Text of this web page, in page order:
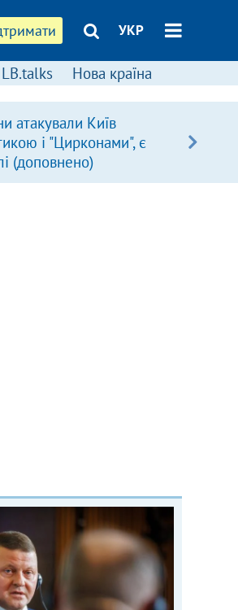
УКР
LB.talks Нова країна
атакували Київ
і "Цирконами", є
(доповнено)